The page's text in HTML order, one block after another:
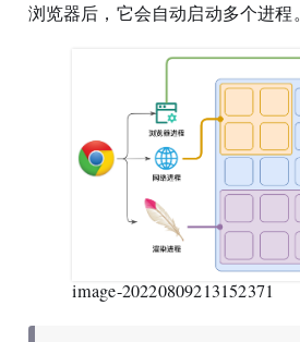
浏览器后，它会自动启动多个进程。
image-20220809213152371